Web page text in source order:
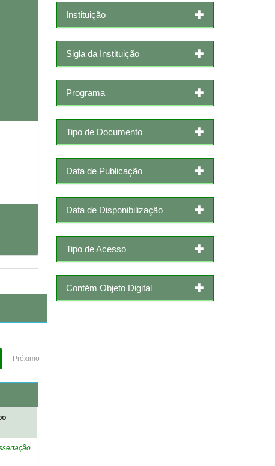
Próximo
Instituição
Sigla da Instituição
Programa
Tipo de Documento
Data de Publicação
Data de Disponibilização
Tipo de Acesso
Contém Objeto Digital